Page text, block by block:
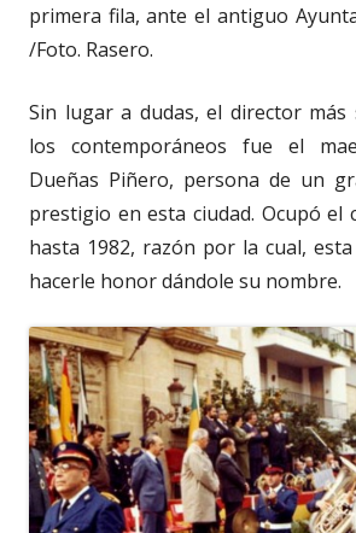
primera fila, ante el antiguo
/Foto. Rasero.
Sin lugar a dudas, el director más
los contemporáneos fue el
Dueñas Piñero, persona de un
prestigio en esta ciudad. Ocupó el
hasta 1982, razón por la cual,
hacerle honor dándole su nombre.